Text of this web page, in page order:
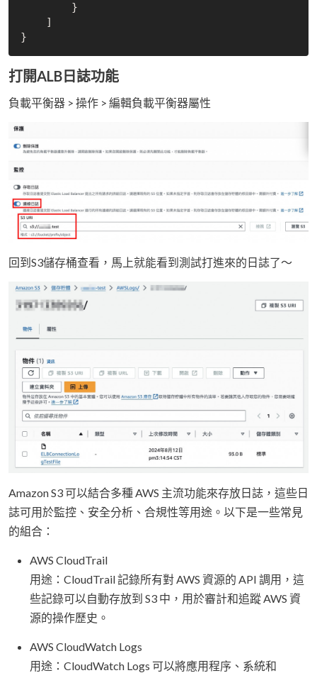
打開ALB日誌功能
負載平衡器 > 操作 > 編輯負載平衡器屬性
回到S3儲存桶查看，馬上就能看到測試打進來的日誌了～
Amazon S3 可以結合多種 AWS 主流功能來存放日誌，這些日
誌可用於監控、安全分析、合規性等用途。以下是一些常見
的組合：
AWS CloudTrail
用途：CloudTrail 記錄所有對 AWS 資源的 API 調用，這
些記錄可以自動存放到 S3 中，用於審計和追蹤 AWS 資
源的操作歷史。
AWS CloudWatch Logs
用途：CloudWatch Logs 可以將應用程序、系統和